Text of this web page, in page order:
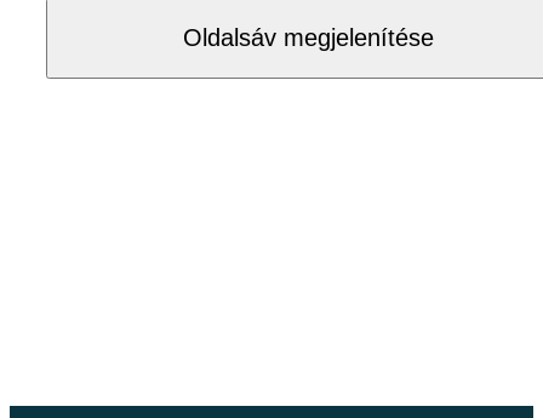
Oldalsáv megjelenítése